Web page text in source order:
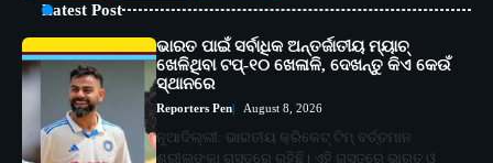
Latest Post
ଭାରତ ପାଇଁ ସର୍ବାଧିକ ଅନ୍ତର୍ଜାତୀୟ ମ୍ୟାଚ୍
ଖେଳିଥିବା ଟପ୍-୧୦ ଖେଳାଳି, ଦେଖନ୍ତୁ କିଏ କେଉଁ
ସ୍ଥାନରେ
Reporters Pen August 8, 2026
ନୂଆଦିଲ୍ଲୀ: ଭାରତୀୟ କ୍ରିକେଟ୍ ଟିମ୍ ବର୍ତ୍ତମାନ
ଶ୍ରୀଲଙ୍କା ଗସ୍ତରେ ରହିଛି। ଏହି ଗସ୍ତରେ ଭାରତ ଓ